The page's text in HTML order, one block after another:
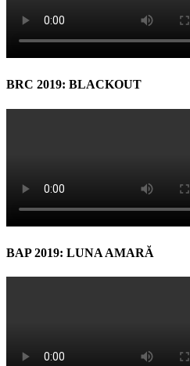
BRC 2019: BLACKOUT
BAP 2019: LUNA AMARĂ